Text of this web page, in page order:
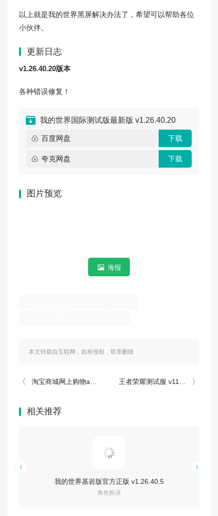
以上就是我的世界黑屏解决办法了，希望可以帮助各位
小伙伴。
更新日志
v1.26.40.20版本
各种错误修复！
我的世界国际测试版最新版 v1.26.40.20
百度网盘 下载
夸克网盘 下载
图片预览
海报
本文转载自互联网，如有侵权，联系删除
淘宝商城网上购物app v10.62.0 王者荣耀测试服 v11.40.1.6
相关推荐
我的世界基岩版官方正版 v1.26.40.5
角色扮演